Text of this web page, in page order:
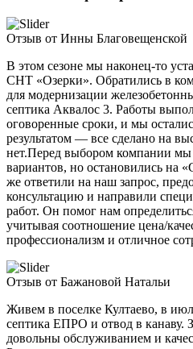
Отзыв от Инны Благовещенской
В этом сезоне мы наконец-то
СНТ «Озерки». Обратились в
для модернизации
септика Аквалос 3. Работы
оговоренные сроки, и мы
результатом — все сделано на
нет.Перед выбором компании мы
вариантов, но остановились на
же ответили на наш запрос,
консультацию и направили
работ. Он помог нам
учитывая соотношение цена/
профессионализм и отличное
Отзыв от Бажановой Натальи
Живем в поселке Култаево, в
септика ЕПРО и отвод в канаву.
довольны обслуживанием и